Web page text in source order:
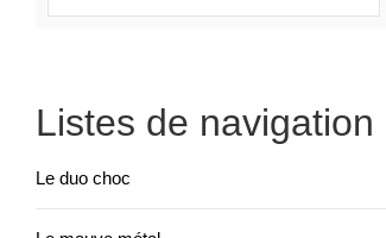
Listes de navigation
Le duo choc